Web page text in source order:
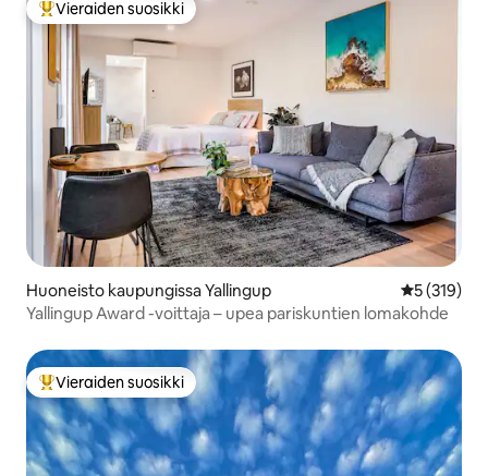
Vieraiden suosikkien parhaimmistoa
Vieraiden suosikki
Huoneisto kaupungissa Yallingup
5 (319)
Yallingup Award -voittaja – upea pariskuntien lomakohde
Vieraiden suosikkien parhaimmistoa
Vieraiden suosikki